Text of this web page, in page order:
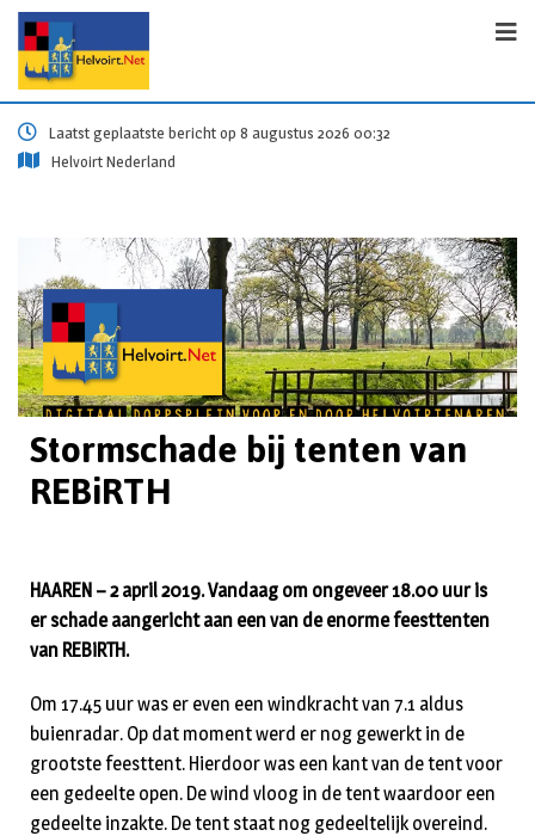
Laatst geplaatste bericht op 8 augustus 2026 00:32
Helvoirt Nederland
Stormschade bij tenten van
REBiRTH
HAAREN – 2 april 2019. Vandaag om ongeveer 18.00 uur is
er schade aangericht aan een van de enorme feesttenten
van REBiRTH.
Om 17.45 uur was er even een windkracht van 7.1 aldus
buienradar. Op dat moment werd er nog gewerkt in de
grootste feesttent. Hierdoor was een kant van de tent voor
een gedeelte open. De wind vloog in de tent waardoor een
gedeelte inzakte. De tent staat nog gedeeltelijk overeind.